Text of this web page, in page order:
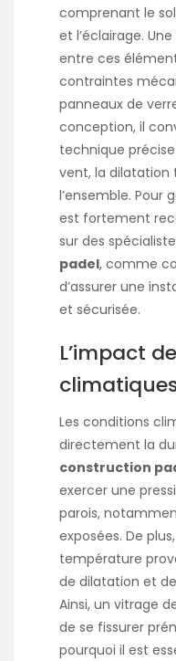
comprenant le
et l’éclairage.
entre ces
contraintes
panneaux de
conception, il
technique
vent, la dilatation
l’ensemble. Pour
est fortement
sur des
padel, comme
d’assurer une
et sécurisée.
L’impact
Les conditions
directement la
construction
exercer une
parois,
exposées. De
température
de dilatation et
Ainsi, un vitrage
de se fissurer
pourquoi il est